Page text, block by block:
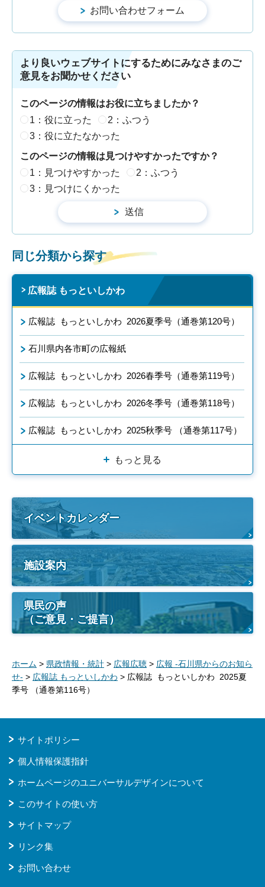
より良いウェブサイトにするためにみなさまのご
意見をお聞かせください
このページの情報はお役に立ちましたか？
1：役に立った
2：ふつう
3：役に立たなかった
このページの情報は見つけやすかったですか？
1：見つけやすかった
2：ふつう
3：見つけにくかった
同じ分類から探す
広報誌 もっといしかわ
広報誌 もっといしかわ 2026夏季号（通巻第120号）
石川県内各市町の広報紙
広報誌 もっといしかわ 2026春季号（通巻第119号）
広報誌 もっといしかわ 2026冬季号（通巻第118号）
広報誌 もっといしかわ 2025秋季号 （通巻第117号）
もっと見る
イベントカレンダー
施設案内
県民の声
（ご意見・ご提言）
ホーム > 県政情報・統計 > 広報広聴 > 広報 -石川県からのお知ら
せ- > 広報誌 もっといしかわ > 広報誌 もっといしかわ 2025夏
季号 （通巻第116号）
サイトポリシー
個人情報保護指針
ホームページのユニバーサルデザインについて
このサイトの使い方
サイトマップ
リンク集
お問い合わせ